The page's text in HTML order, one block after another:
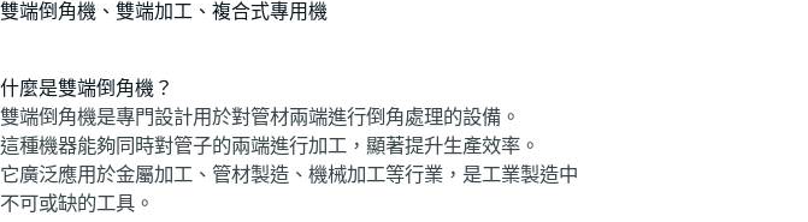
雙端倒角機、雙端加工、複合式專用機
什麼是雙端倒角機？
雙端倒角機是專門設計用於對管材兩端進行倒角處理的設備。
這種機器能夠同時對管子的兩端進行加工，顯著提升生產效率。
它廣泛應用於金屬加工、管材製造、機械加工等行業，是工業製造中
不可或缺的工具。